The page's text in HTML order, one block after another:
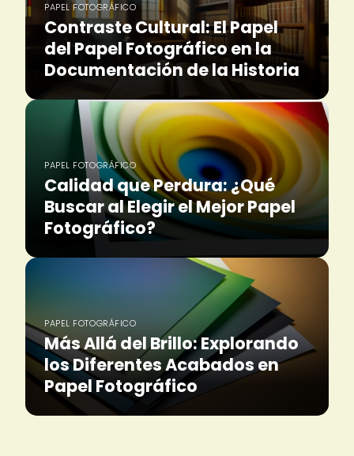
PAPEL FOTOGRÁFICO
Contraste Cultural: El Papel
del Papel Fotográfico en la
Documentación de la Historia
PAPEL FOTOGRÁFICO
Calidad que Perdura: ¿Qué
Buscar al Elegir el Mejor Papel
Fotográfico?
PAPEL FOTOGRÁFICO
Más Allá del Brillo: Explorando
los Diferentes Acabados en
Papel Fotográfico